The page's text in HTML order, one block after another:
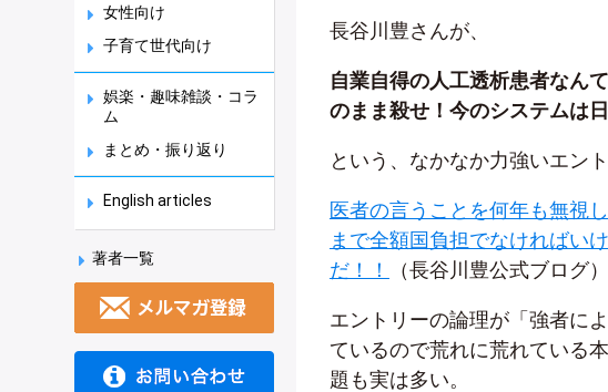
女性向け
子育て世代向け
娯楽・趣味雑談・コラ
ム
まとめ・振り返り
English articles
著者一覧
長谷川豊さんが、
自業自得の人工透析患者なん
のまま殺せ！今のシステムは
という、なかなか力強いエン
医者の言うことを何年も無視
まで全額国負担でなければい
だ！！
（長谷川豊公式ブログ）
エントリーの論理が「強者に
ているので荒れに荒れている
題も実は多い。